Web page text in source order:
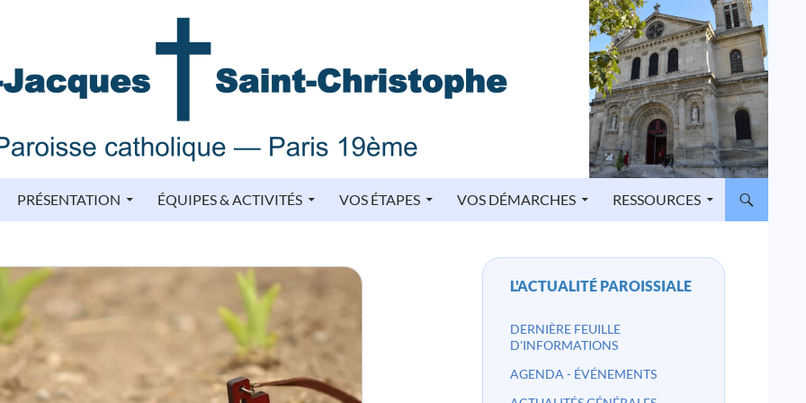
PRÉSENTATION ÉQUIPES & ACTIVITÉS VOS ÉTAPES VOS DÉMARCHES RESSOURCES
L'ACTUALITÉ PAROISSIALE
DERNIÈRE FEUILLE
D'INFORMATIONS
AGENDA - ÉVÉNEMENTS